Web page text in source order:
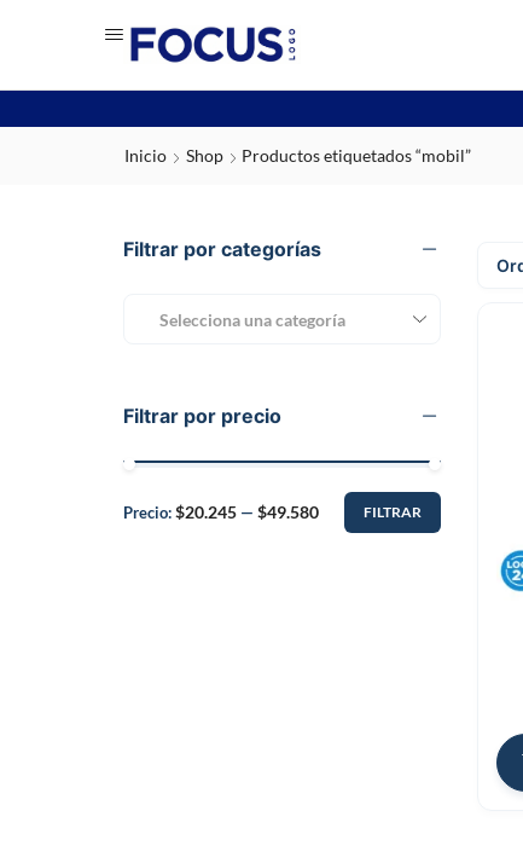
Inicio Shop Productos etiquetados “mobil”
Filtrar por categorías
Selecciona una categoría
Filtrar por precio
FILTRAR
Precio:$20.245 — $49.580